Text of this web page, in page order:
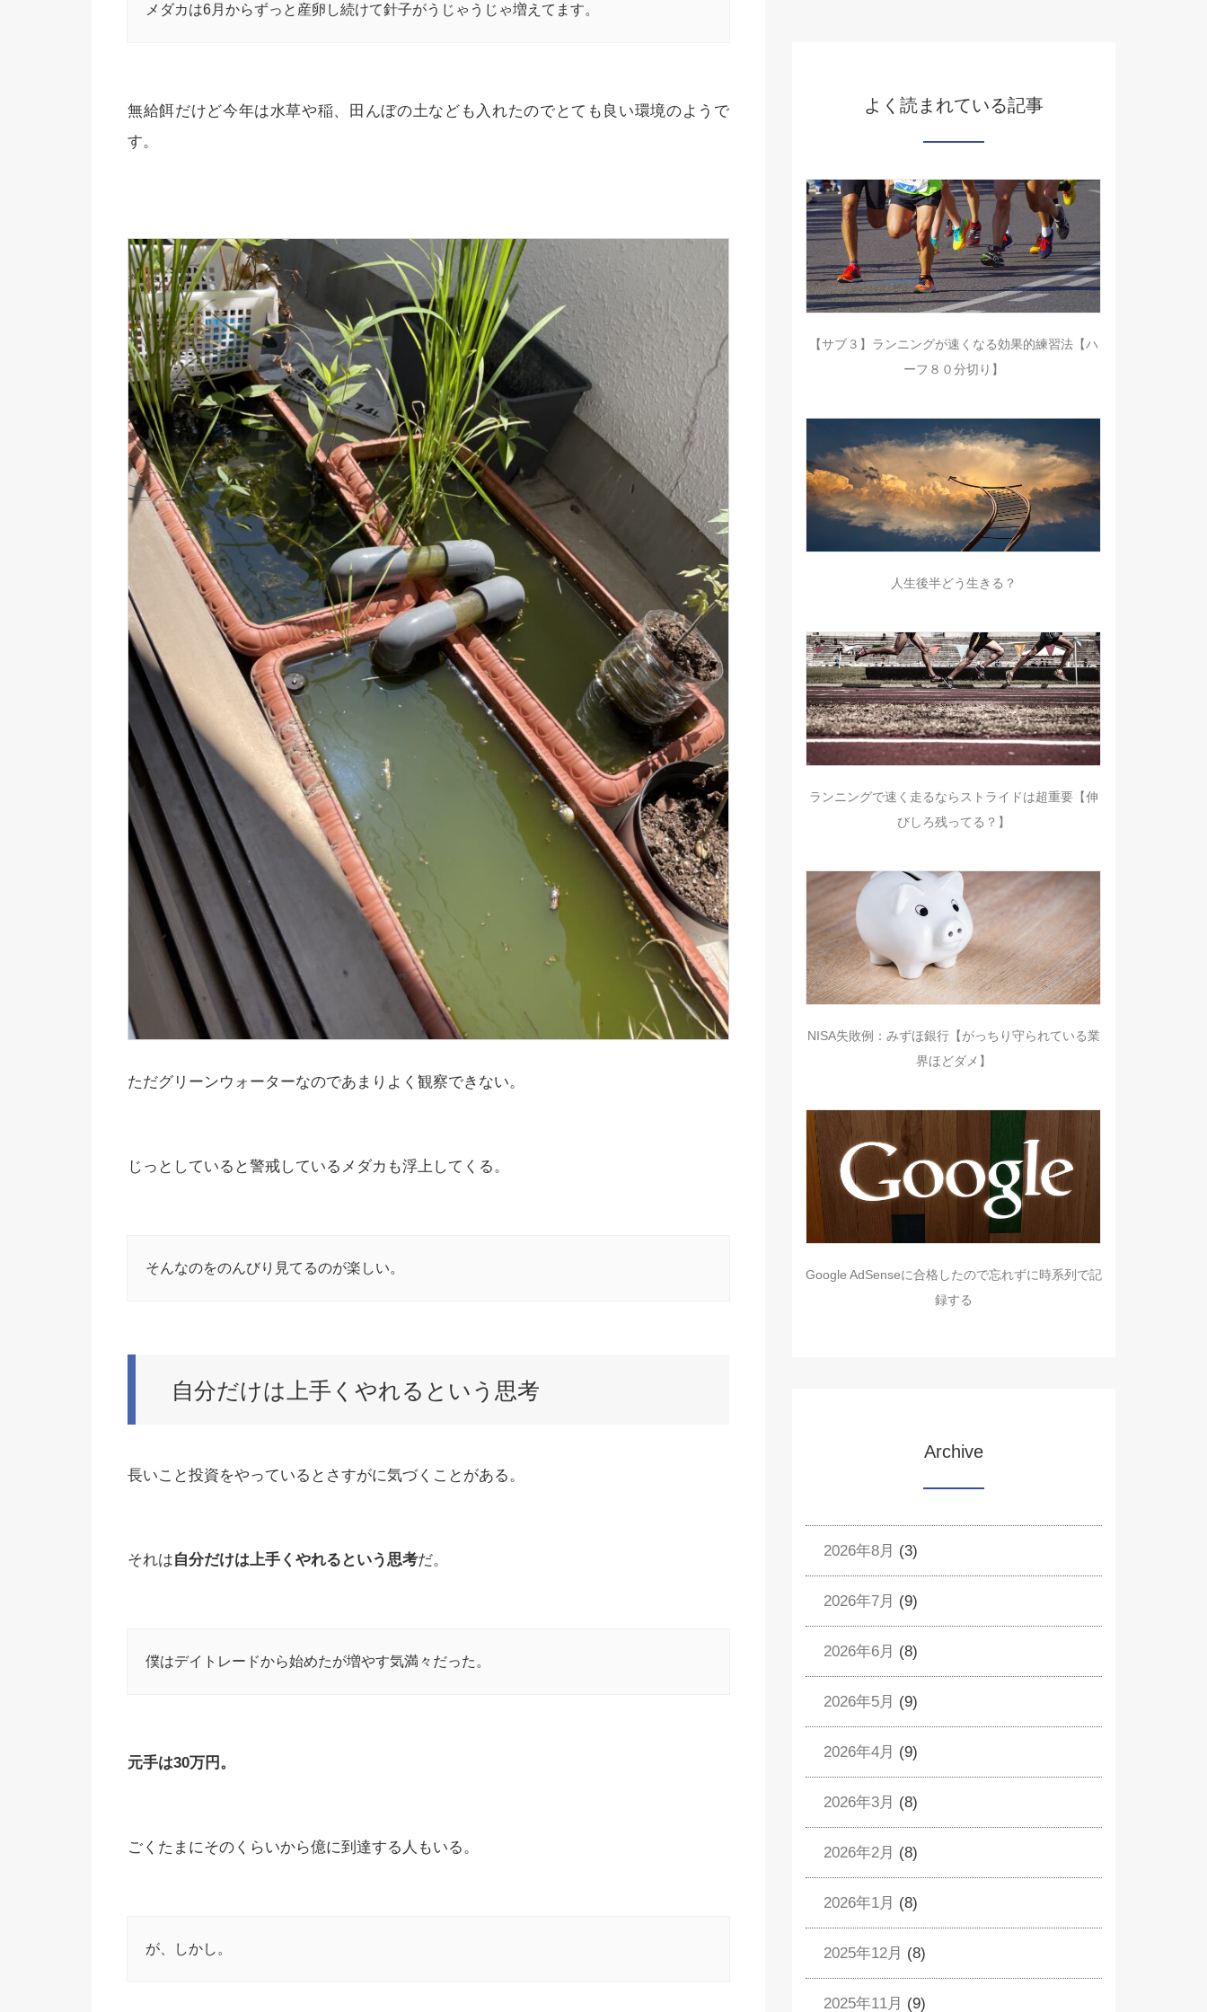
メダカは6月からずっと産卵し続けて針子がうじゃうじゃ増えてます。
無給餌だけど今年は水草や稲、田んぼの土なども入れたのでとても良い環境のようで
す。
ただグリーンウォーターなのであまりよく観察できない。
じっとしていると警戒しているメダカも浮上してくる。
そんなのをのんびり見てるのが楽しい。
自分だけは上手くやれるという思考
長いこと投資をやっているとさすがに気づくことがある。
それは自分だけは上手くやれるという思考だ。
僕はデイトレードから始めたが増やす気満々だった。
元手は30万円。
ごくたまにそのくらいから億に到達する人もいる。
が、しかし。
よく読まれている記事
【サブ３】ランニングが速くなる効果的練習法【ハ
ーフ８０分切り】
人生後半どう生きる？
ランニングで速く走るならストライドは超重要【伸
びしろ残ってる？】
NISA失敗例：みずほ銀行【がっちり守られている業
界ほどダメ】
Google AdSenseに合格したので忘れずに時系列で記
録する
Archive
2026年8月 (3)
2026年7月 (9)
2026年6月 (8)
2026年5月 (9)
2026年4月 (9)
2026年3月 (8)
2026年2月 (8)
2026年1月 (8)
2025年12月 (8)
2025年11月 (9)